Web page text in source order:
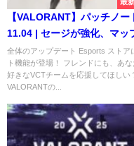
【VALORANT】パッチノー
11.04 | セージが強化、マッ
ーテーションが実施
全体のアップデート Esports ストア
ト機能が登場！ フレンドにも、あ
好きなVCTチームを応援してほしい
VALORANTの...